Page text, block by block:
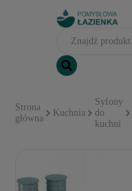
Strona
główna
Kuchnia
Syfony
do
kuchni